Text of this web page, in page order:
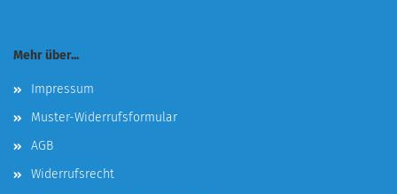
Mehr über...
Impressum
Muster-Widerrufsformular
AGB
Widerrufsrecht